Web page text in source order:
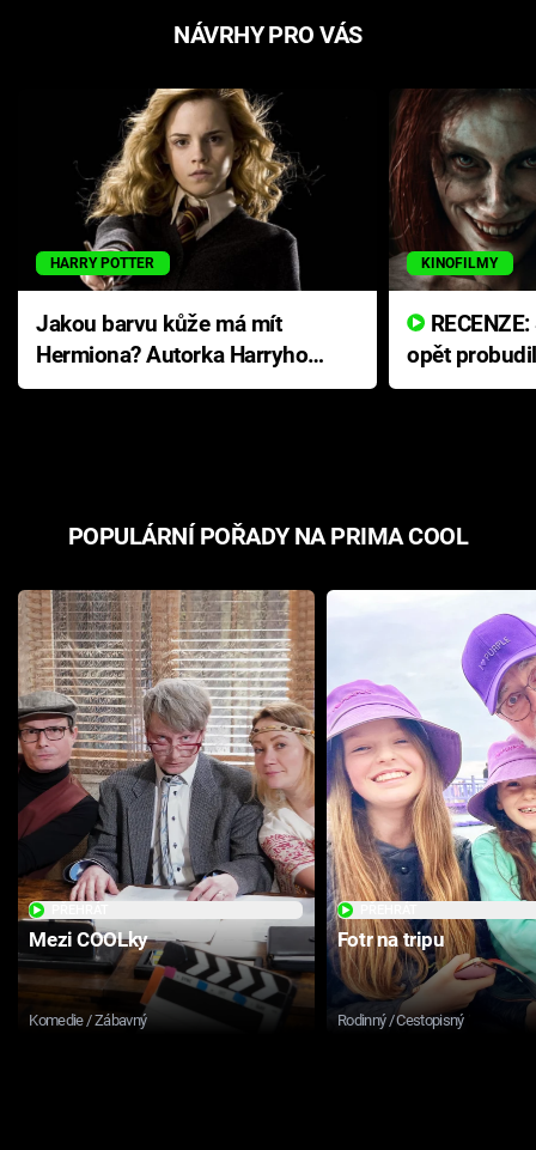
NÁVRHY PRO VÁS
HARRY POTTER
Jakou barvu kůže má mít
Hermiona? Autorka Harryho
Pottera přišla s ráznou
KINOFILMY
opět
přichází s
POPULÁRNÍ POŘADY NA PRIMA COOL
Mezi COOLky
Komedie / Zábavný
Fotr na tripu
Rodinný / Cestopisný